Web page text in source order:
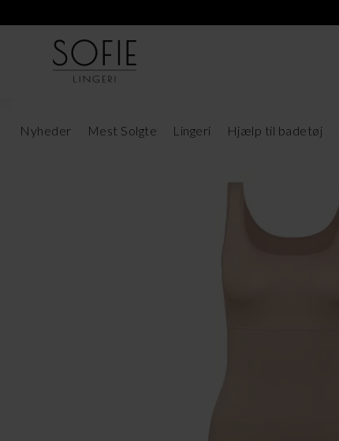
Nyheder Mest Solgte Lingeri Hjælp til badetøj